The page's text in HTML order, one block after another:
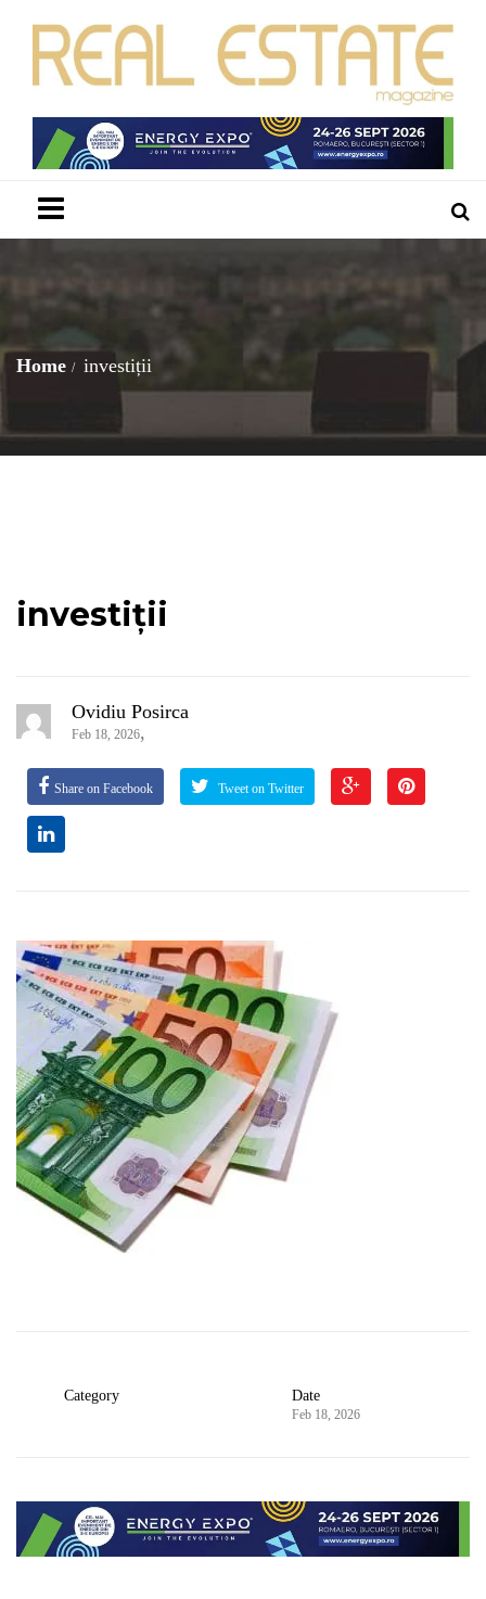
Home investiții
investiții
Ovidiu Posirca
Feb 18, 2026,
Share on Facebook Tweet on Twitter
Category Date
Feb 18, 2026